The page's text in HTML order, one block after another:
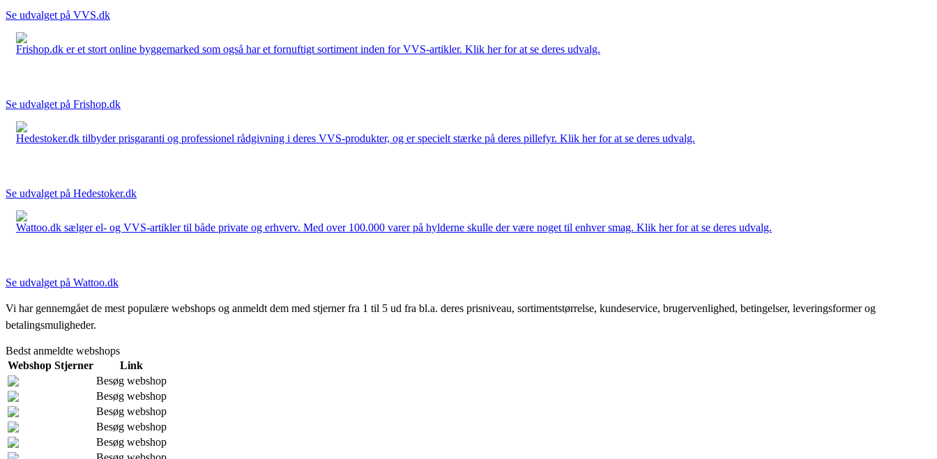
Se udvalget på VVS.dk
Frishop.dk er et stort online byggemarked som også har et fornuftigt sortiment inden for VVS-artikler. Klik her for at se deres udvalg.
Se udvalget på Frishop.dk
Hedestoker.dk tilbyder prisgaranti og professionel rådgivning i deres VVS-produkter, og er specielt stærke på deres pillefyr. Klik her for at se deres udvalg.
Se udvalget på Hedestoker.dk
Wattoo.dk sælger el- og VVS-artikler til både private og erhverv. Med over 100.000 varer på hylderne skulle der være noget til enhver smag. Klik her for at se deres udvalg.
Se udvalget på Wattoo.dk
Vi har gennemgået de mest populære webshops og anmeldt dem med stjerner fra 1 til 5 ud fra bl.a. deres prisniveau, sortimentstørrelse, kundeservice, brugervenlighed, betingelser, leveringsformer og
betalingsmuligheder.
Bedst anmeldte webshops
Webshop Stjerner
Link
Besøg webshop
Besøg webshop
Besøg webshop
Besøg webshop
Besøg webshop